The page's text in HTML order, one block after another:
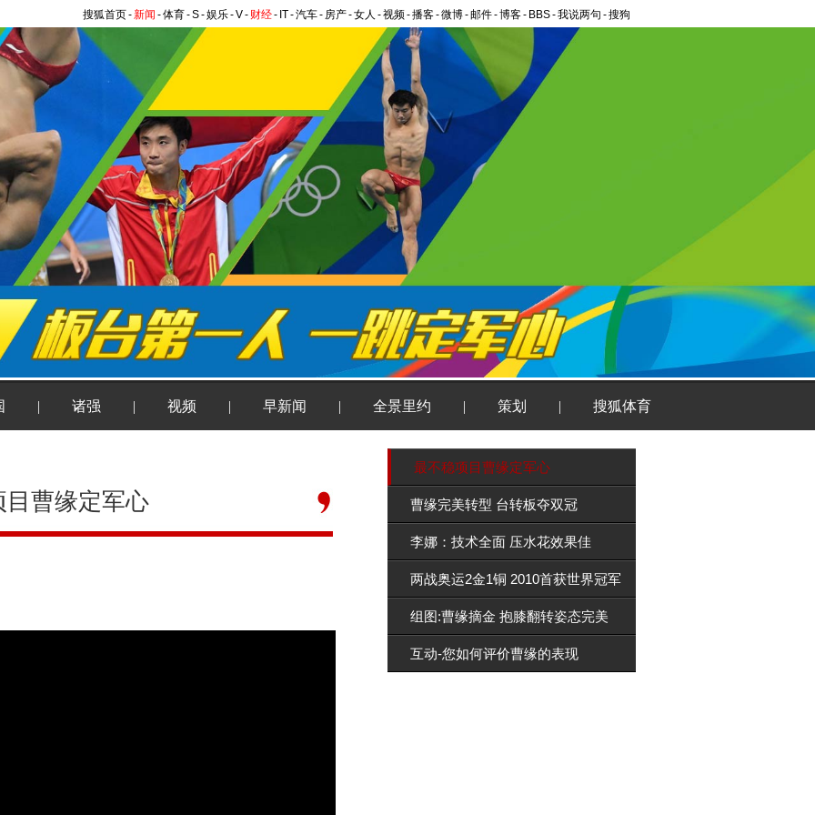
搜狐首页-新闻 -体育-S-娱乐-V- 财经- IT-汽车- 房产-女人 -视频-播客-微博-邮件-博客- BBS-我说两句 -搜狗
| 诸强 | 视频 | 早新闻 | 全景里约 | 策划 | 搜狐体育
最不稳项目曹缘定军心
曹缘完美转型 台转板夺双冠
李娜：技术全面 压水花效果佳
两战奥运2金1铜 2010首获世界冠军
组图:曹缘摘金 抱膝翻转姿态完美
互动-您如何评价曹缘的表现
目曹缘定军心